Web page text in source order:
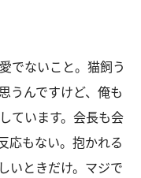
でないこと。猫飼う
うんですけど、俺も
ています。会長も会
応もない。抱かれる
いときだけ。マジで